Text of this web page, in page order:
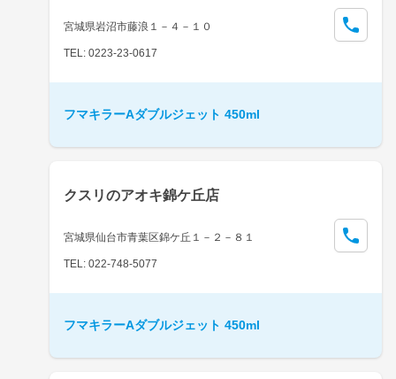
宮城県岩沼市藤浪１－４－１０
TEL: 0223-23-0617
フマキラーAダブルジェット 450ml
クスリのアオキ錦ケ丘店
宮城県仙台市青葉区錦ケ丘１－２－８１
TEL: 022-748-5077
フマキラーAダブルジェット 450ml